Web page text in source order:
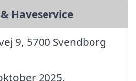
Haveservice
9, 5700 Svendborg
2025,